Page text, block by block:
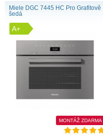
Miele DGC 7445 HC Pro Grafitově
šedá
A+
MONTÁŽ ZDARMA